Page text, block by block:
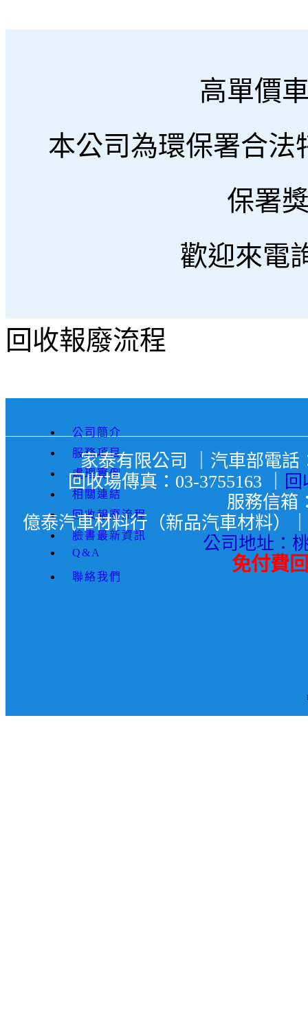
高單價
本公司為環保署合法
保署
歡迎來電
回收報廢流程
公司簡介
服務項目
處理實例
相關連結
回收報廢流程
臉書最新資訊
Q&A
聯絡我們
家泰有限公司 ｜汽車部電話
回收場傳真：03-3755163 ｜
服務信箱
億泰汽車材料行（新品汽車材料）
公司地址：
免付費